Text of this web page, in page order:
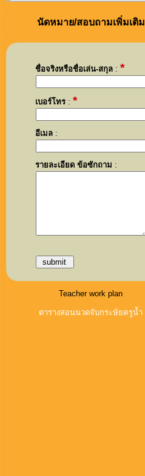
นัดหมาย/สอบถามเพิ่มเติม
ชื่อจริงหรือชื่อเล่น-สกุล :*
เบอร์โทร :*
อีเมล :
รายละเอียด ข้อซักถาม :
Teacher work plan
ตารางสอนนวดจับกระษัยครูน้ำ